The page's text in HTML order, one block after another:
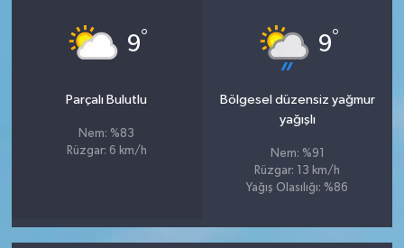
9°
Parçalı Bulutlu
Nem: %83
Rüzgar: 6 km/h
9°
Bölgesel düzensiz yağmur
yağışlı
Nem: %91
Rüzgar: 13 km/h
Yağış Olasılığı: %86